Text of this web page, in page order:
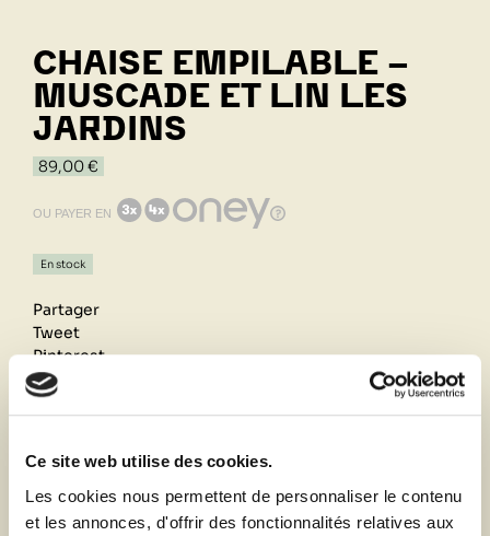
Ce site web utilise des cookies.
Les cookies nous permettent de personnaliser le contenu
et les annonces, d'offrir des fonctionnalités relatives aux
CHAISE EMPILABLE -
MUSCADE ET LIN LES
JARDINS
89,00 €
OU PAYER EN
En stock
Partager
Tweet
Pinterest
Retrait de votre commande dans notre design store
Paiement en 3 ou 4 fois sans frais